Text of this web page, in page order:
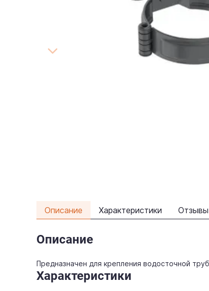
Описание Характеристики Отзывы
Описание
Предназначен для крепления водосточной
Характеристики